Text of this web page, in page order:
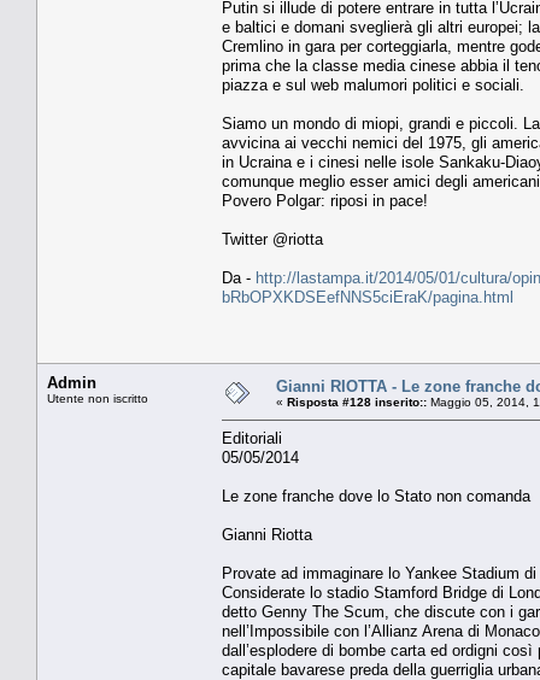
Putin si illude di potere entrare in tutta
e baltici e domani sveglierà gli altri europei;
Cremlino in gara per corteggiarla, mentre
prima che la classe media cinese abbia il
piazza e sul web malumori politici e sociali.
Siamo un mondo di miopi, grandi e piccoli.
avvicina ai vecchi nemici del 1975, gli
in Ucraina e i cinesi nelle isole Sankaku-
comunque meglio esser amici degli
Povero Polgar: riposi in pace!
Twitter @riotta
Da - http://lastampa.it/2014/05/01/cultura/
bRbOPXKDSEefNNS5ciEraK/pagina.html
Admin
Utente non iscritto
Gianni RIOTTA - Le zone franche
« Risposta #128 inserito:: Maggio 05, 2014,
Editoriali
05/05/2014
Le zone franche dove lo Stato non comanda
Gianni Riotta
Provate ad immaginare lo Yankee Stadium
Considerate lo stadio Stamford Bridge di
detto Genny The Scum, che discute con i
nell’Impossibile con l’Allianz Arena di
dall’esplodere di bombe carta ed ordigni
capitale bavarese preda della guerriglia